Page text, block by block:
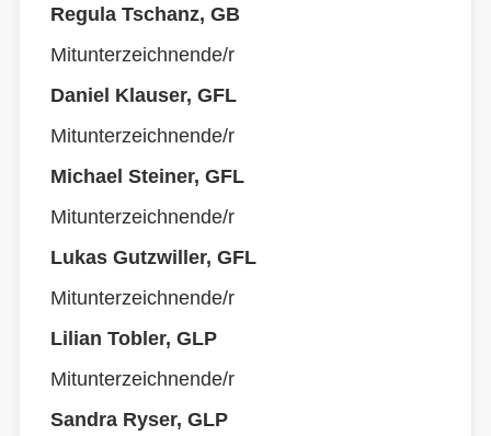
Regula Tschanz, GB
Mitunterzeichnende/r
Daniel Klauser, GFL
Mitunterzeichnende/r
Michael Steiner, GFL
Mitunterzeichnende/r
Lukas Gutzwiller, GFL
Mitunterzeichnende/r
Lilian Tobler, GLP
Mitunterzeichnende/r
Sandra Ryser, GLP